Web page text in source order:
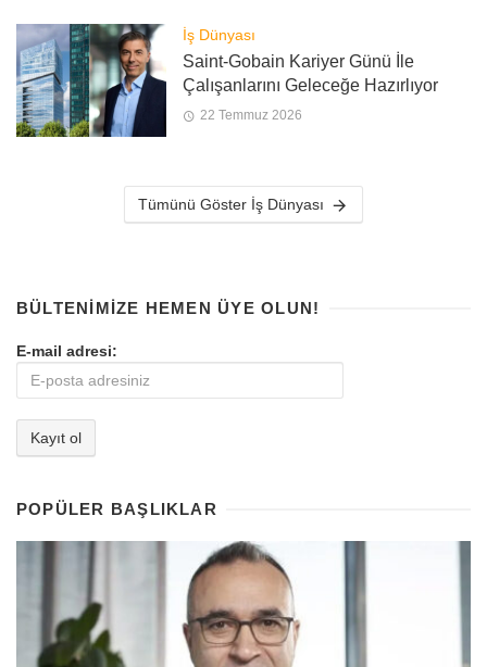
İş Dünyası
Saint-Gobain Kariyer Günü İle
Çalışanlarını Geleceğe Hazırlıyor
22 Temmuz 2026
Tümünü Göster İş Dünyası
BÜLTENIMIZE HEMEN ÜYE OLUN!
E-mail adresi:
POPÜLER BAŞLIKLAR